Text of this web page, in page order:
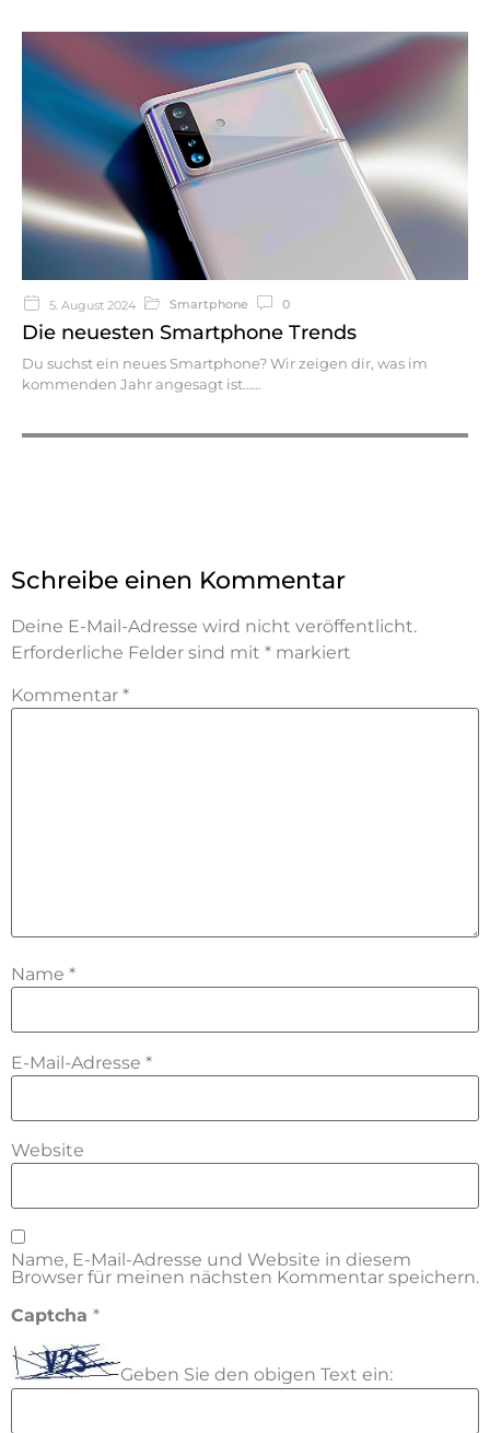
5. August 2024 Smartphone 0
Die neuesten Smartphone Trends
Du suchst ein neues Smartphone? Wir zeigen dir, was im
kommenden Jahr angesagt ist…
Schreibe einen Kommentar
Deine E-Mail-Adresse wird nicht veröffentlicht.
Erforderliche Felder sind mit * markiert
Kommentar *
Name *
E-Mail-Adresse *
Website
Name, E-Mail-Adresse und Website in diesem
Browser für meinen nächsten Kommentar speichern.
Captcha *
Geben Sie den obigen Text ein: